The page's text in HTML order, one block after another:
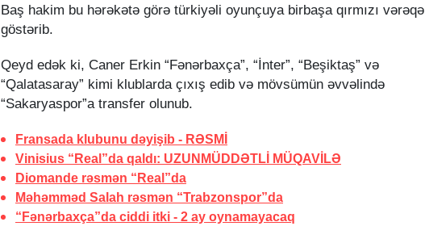
Baş hakim bu hərəkətə görə türkiyəli oyunçuya birbaşa qırmızı vərəqə
göstərib.
Qeyd edək ki, Caner Erkin “Fənərbaxça”, “İnter”, “Beşiktaş” və
“Qalatasaray” kimi klublarda çıxış edib və mövsümün əvvəlində
“Sakaryaspor”a transfer olunub.
Fransada klubunu dəyişib - RƏSMİ
Vinisius “Real”da qaldı: UZUNMÜDDƏTLİ MÜQAVİLƏ
Diomande rəsmən “Real”da
Məhəmməd Salah rəsmən “Trabzonspor”da
“Fənərbaxça”da ciddi itki - 2 ay oynamayacaq